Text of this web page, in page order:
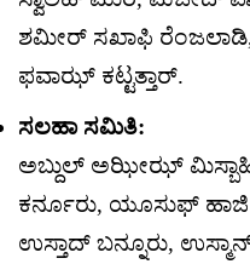
ಶಮೀರ್ ಸಖಾಫಿ ರೆಂಜಲಾಡಿ,
ಫವಾಝ್ ಕಟ್ಟತ್ತಾರ್.
ಸಲಹಾ ಸಮಿತಿ:
ಅಬ್ದುಲ್ ಅಝೀಝ್
ಕರ್ನೂರು, ಯೂಸುಫ್
ಉಸ್ತಾದ್ ಬನ್ನೂರು,